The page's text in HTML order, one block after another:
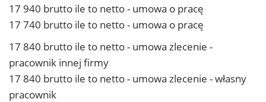
17 940 brutto ile to netto - umowa o pracę
17 740 brutto ile to netto - umowa o pracę
17 840 brutto ile to netto - umowa zlecenie -
pracownik innej firmy
17 840 brutto ile to netto - umowa zlecenie - własny
pracownik